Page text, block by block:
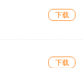
下载
下载